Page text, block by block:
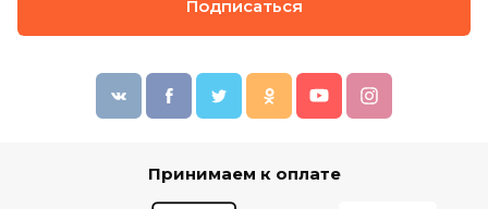
Подписаться
Принимаем к оплате